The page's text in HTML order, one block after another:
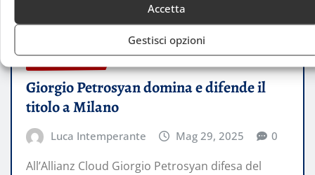
Accetta
Gestisci opzioni
Giorgio Petrosyan domina e difende il
titolo a Milano
Luca Intemperante Mag 29, 2025 0
All’Allianz Cloud Giorgio Petrosyan difesa del